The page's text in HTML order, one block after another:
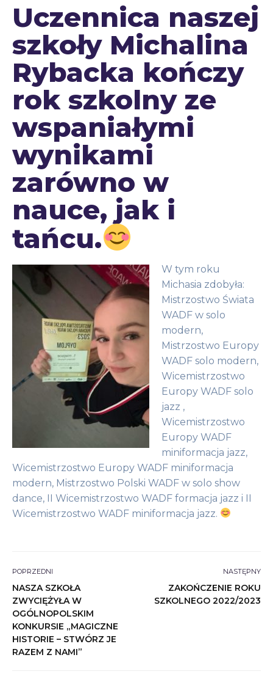
Uczennica naszej
szkoły Michalina
Rybacka kończy
rok szkolny ze
wspaniałymi
wynikami
zarówno w
nauce, jak i
tańcu.
W tym roku
Michasia zdobyła:
Mistrzostwo Świata
WADF w solo
modern,
Mistrzostwo Europy
WADF solo modern,
Wicemistrzostwo
Europy WADF solo
jazz ,
Wicemistrzostwo
Europy WADF
miniformacja jazz,
Wicemistrzostwo Europy WADF miniformacja
modern, Mistrzostwo Polski WADF w solo show
dance, II Wicemistrzostwo WADF formacja jazz i II
Wicemistrzostwo WADF miniformacja jazz.
POPRZEDNI
NASZA SZKOŁA
ZWYCIĘŻYŁA W
OGÓLNOPOLSKIM
KONKURSIE „MAGICZNE
HISTORIE – STWÓRZ JE
RAZEM Z NAMI”
NASTĘPNY
ZAKOŃCZENIE ROKU
SZKOLNEGO 2022/2023